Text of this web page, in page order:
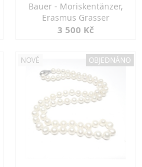
Bauer - Moriskentänzer,
Erasmus Grasser
3 500 Kč
NOVÉ OBJEDNÁNO